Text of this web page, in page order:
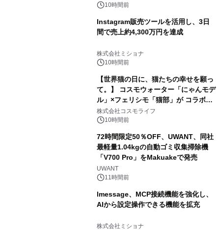
10時間前
Instagram販売ツールを活用し、3日
間で売上約4,300万円を達成
株式会社ミショナ
10時間前
【世界猫の日に、猫たちの幸せを願っ
て。】 コスモウォーター「にゃんモデ
ル」×フェリシモ「猫部」が コラボキ
ャンペーンを実施
株式会社コスモライフ
10時間前
72時間限定50％OFF、UWANT、同社
最軽量1.04kgの自動ゴミ収集掃除機
「V700 Pro」をMakuakeで発売
UWANT
11時間前
lmessage、MCP接続機能を強化し、
AIから設定操作できる機能を拡充
株式会社ミショナ